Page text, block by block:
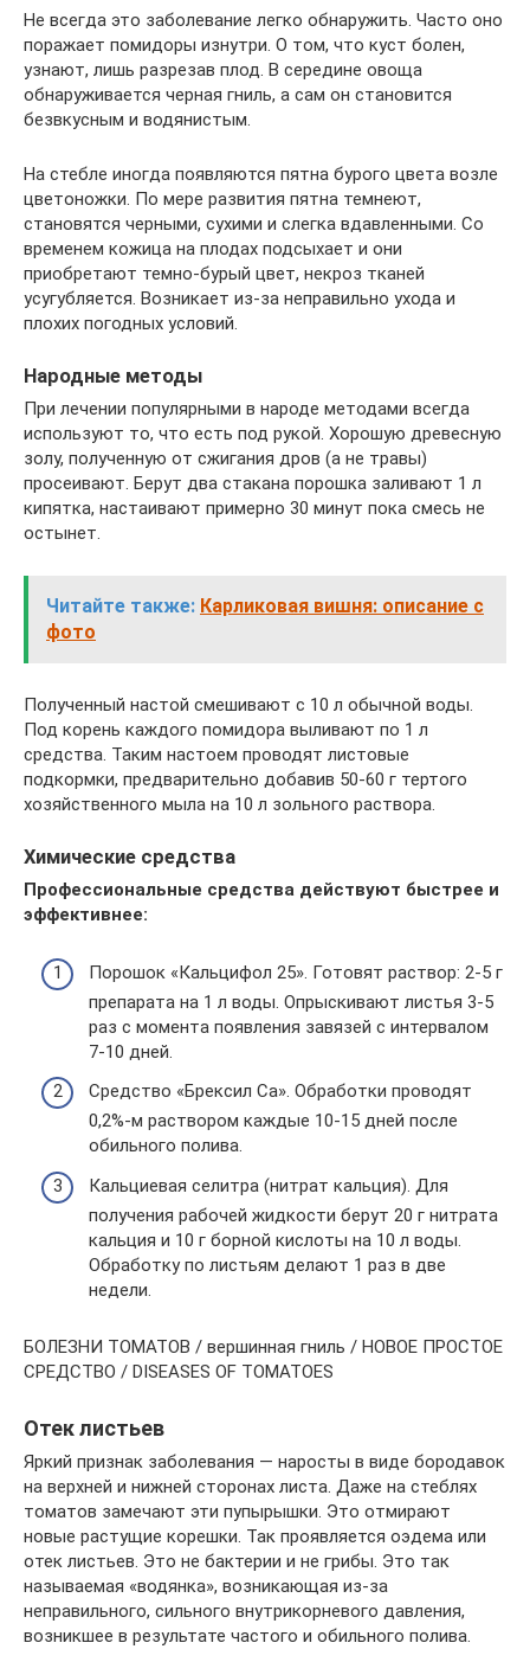
Не всегда это заболевание легко обнаружить. Часто оно
поражает помидоры изнутри. О том, что куст болен,
узнают, лишь разрезав плод. В середине овоща
обнаруживается черная гниль, а сам он становится
безвкусным и водянистым.
На стебле иногда появляются пятна бурого цвета возле
цветоножки. По мере развития пятна темнеют,
становятся черными, сухими и слегка вдавленными. Со
временем кожица на плодах подсыхает и они
приобретают темно-бурый цвет, некроз тканей
усугубляется. Возникает из-за неправильно ухода и
плохих погодных условий.
Народные методы
При лечении популярными в народе методами всегда
используют то, что есть под рукой. Хорошую древесную
золу, полученную от сжигания дров (а не травы)
просеивают. Берут два стакана порошка заливают 1 л
кипятка, настаивают примерно 30 минут пока смесь не
остынет.
Читайте также: Карликовая вишня: описание с
фото
Полученный настой смешивают с 10 л обычной воды.
Под корень каждого помидора выливают по 1 л
средства. Таким настоем проводят листовые
подкормки, предварительно добавив 50-60 г тертого
хозяйственного мыла на 10 л зольного раствора.
Химические средства
Профессиональные средства действуют быстрее и
эффективнее:
Порошок «Кальцифол 25». Готовят раствор: 2-5 г
препарата на 1 л воды. Опрыскивают листья 3-5
раз с момента появления завязей с интервалом
7-10 дней.
Средство «Брексил Са». Обработки проводят
0,2%-м раствором каждые 10-15 дней после
обильного полива.
Кальциевая селитра (нитрат кальция). Для
получения рабочей жидкости берут 20 г нитрата
кальция и 10 г борной кислоты на 10 л воды.
Обработку по листьям делают 1 раз в две
недели.
БОЛЕЗНИ ТОМАТОВ / вершинная гниль / НОВОЕ ПРОСТОЕ
СРЕДСТВО / DISEASES OF TOMATOES
Отек листьев
Яркий признак заболевания — наросты в виде бородавок
на верхней и нижней сторонах листа. Даже на стеблях
томатов замечают эти пупырышки. Это отмирают
новые растущие корешки. Так проявляется оэдема или
отек листьев. Это не бактерии и не грибы. Это так
называемая «водянка», возникающая из-за
неправильного, сильного внутрикорневого давления,
возникшее в результате частого и обильного полива.